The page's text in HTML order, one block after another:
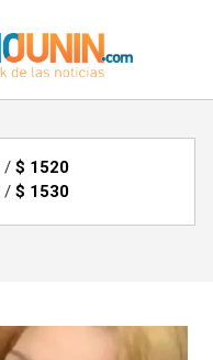
/ $ 1520
/ $ 1530